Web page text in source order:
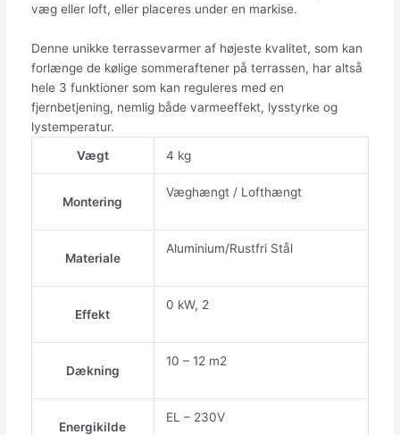
væg eller loft, eller placeres under en markise.
Denne unikke terrassevarmer af højeste kvalitet, som kan
forlænge de kølige sommeraftener på terrassen, har altså
hele 3 funktioner som kan reguleres med en
fjernbetjening, nemlig både varmeeffekt, lysstyrke og
lystemperatur.
Vægt
4 kg
Montering
Væghængt / Lofthængt
Materiale
Aluminium/Rustfri Stål
Effekt
0 kW, 2
Dækning
10 – 12 m2
Energikilde
EL – 230V